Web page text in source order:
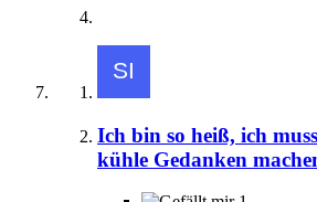
Ich bin so heiß, ich
kühle Gedanken